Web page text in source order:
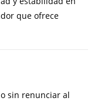
que ofrece
sin renunciar al